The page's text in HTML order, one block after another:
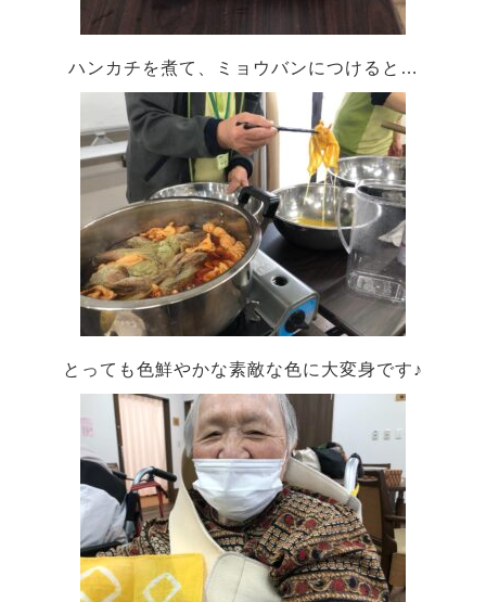
ハンカチを煮て、ミョウバンにつけると…
とっても色鮮やかな素敵な色に大変身です♪